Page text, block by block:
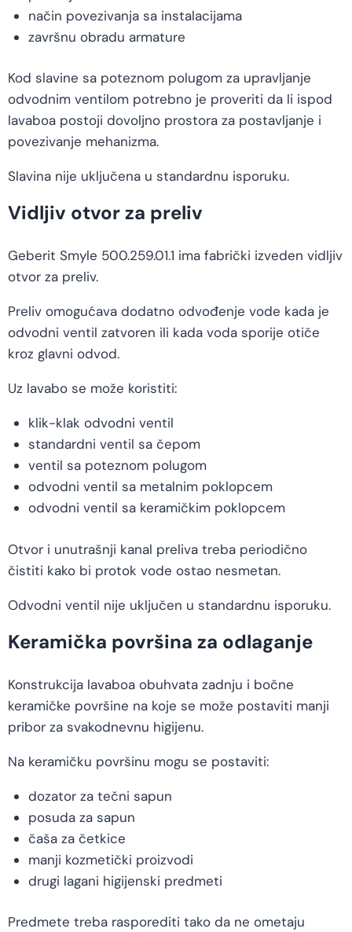
način povezivanja sa instalacijama
završnu obradu armature
Kod slavine sa poteznom polugom za upravljanje
odvodnim ventilom potrebno je proveriti da li ispod
lavaboa postoji dovoljno prostora za postavljanje i
povezivanje mehanizma.
Slavina nije uključena u standardnu isporuku.
Vidljiv otvor za preliv
Geberit Smyle 500.259.01.1 ima fabrički izveden vidljiv
otvor za preliv.
Preliv omogućava dodatno odvođenje vode kada je
odvodni ventil zatvoren ili kada voda sporije otiče
kroz glavni odvod.
Uz lavabo se može koristiti:
klik-klak odvodni ventil
standardni ventil sa čepom
ventil sa poteznom polugom
odvodni ventil sa metalnim poklopcem
odvodni ventil sa keramičkim poklopcem
Otvor i unutrašnji kanal preliva treba periodično
čistiti kako bi protok vode ostao nesmetan.
Odvodni ventil nije uključen u standardnu isporuku.
Keramička površina za odlaganje
Konstrukcija lavaboa obuhvata zadnju i bočne
keramičke površine na koje se može postaviti manji
pribor za svakodnevnu higijenu.
Na keramičku površinu mogu se postaviti:
dozator za tečni sapun
posuda za sapun
čaša za četkice
manji kozmetički proizvodi
drugi lagani higijenski predmeti
Predmete treba rasporediti tako da ne ometaju